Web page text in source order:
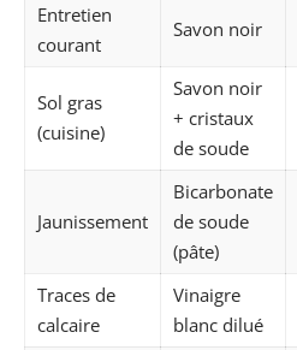
Entretien
courant
Savon noir
Sol gras
(cuisine)
Savon noir
+ cristaux
de soude
Jaunissement
Bicarbonate
de soude
(pâte)
Traces de
calcaire
Vinaigre
blanc dilué